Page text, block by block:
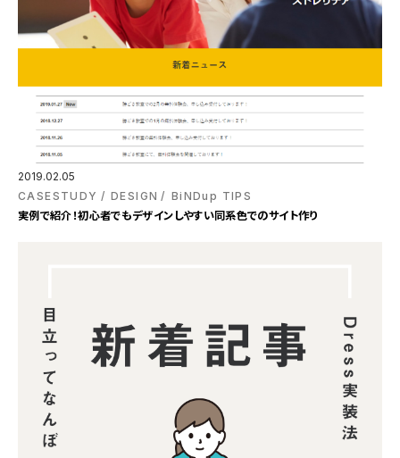
2019.02.05
CASESTUDY
DESIGN BiNDup TIPS
実例で紹介！初心者でもデザインしやすい同系色でのサイト作り